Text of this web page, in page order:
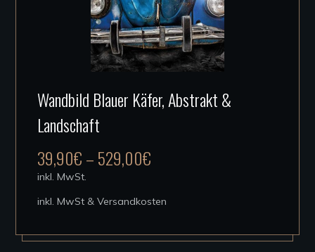
Produkt
Die
Wandbild Blauer Käfer, Abstrakt &
Landschaft
39,90€–529,00€
inkl. MwSt.
inkl. MwSt & Versandkosten